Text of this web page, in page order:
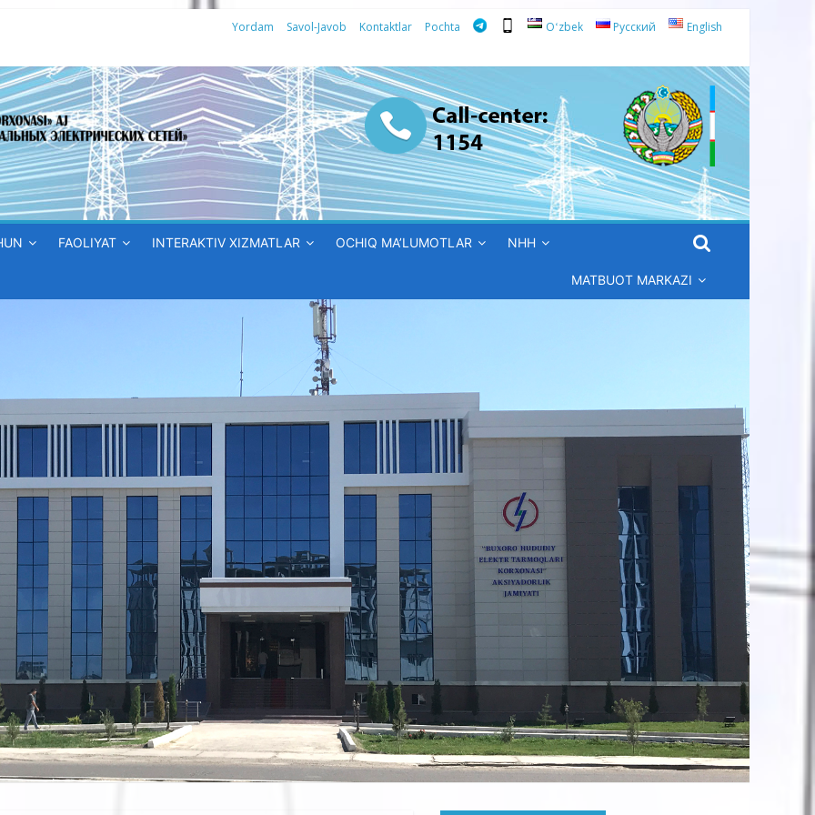
Yordam Savol-Javob Kontaktlar Pochta Oʻzbek Русский English
FAOLIYAT INTERAKTIV XIZMATLAR OCHIQ MA’LUMOTLAR NHH
MATBUOT MARKAZI